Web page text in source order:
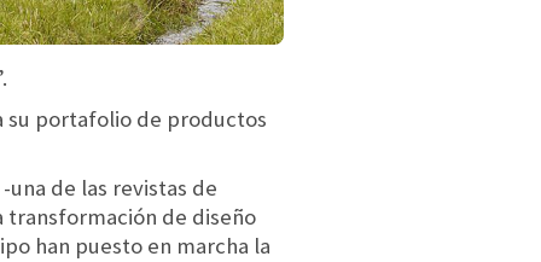
su portafolio de productos
de las revistas de
transformación de diseño
han puesto en marcha la